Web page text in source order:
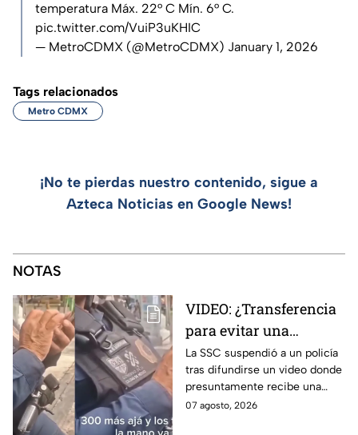
temperatura Máx. 22° C Mín. 6° C.
pic.twitter.com/VuiP3uKHIC
— MetroCDMX (@MetroCDMX) January 1, 2026
Tags relacionados
Metro CDMX
¡No te pierdas nuestro contenido, sigue a
Azteca Noticias en Google News!
NOTAS
VIDEO: ¿Transferencia
para evitar una
sanción? SSC suspende
a policía y abre
investigación
La SSC suspendió a un policía
tras difundirse un video donde
presuntamente recibe una
transferencia para evitar una
07 agosto, 2026